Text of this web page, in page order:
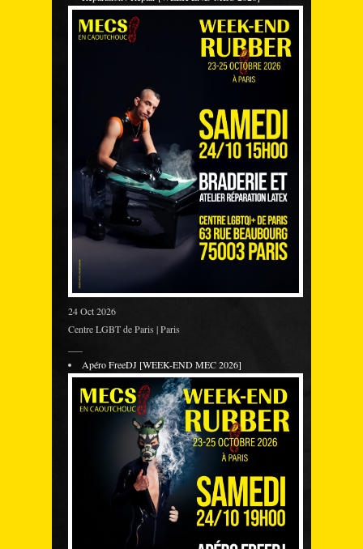
24 Oct 2026
Centre LGBT de Paris | Paris
Apéro FreeDJ [WEEK-END MEC 2026]